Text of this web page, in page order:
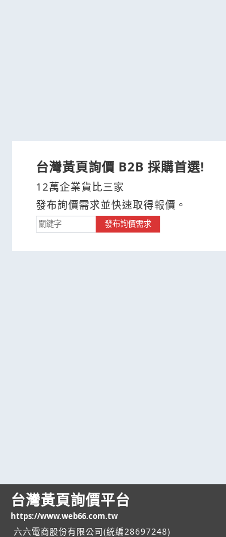
台灣黃頁詢價 B2B 採購首選!
12萬企業貨比三家
發布詢價需求並快速取得報價。
發布詢價需求
台灣黃頁詢價平台
https://www.web66.com.tw
六六電商股份有限公司(統編28697248)